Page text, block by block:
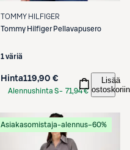
TOMMY HILFIGER
Tommy Hilfiger Pellavapusero
1 väriä
Hinta119,90 €
Alennushinta S- 71,94 €
Lisää
ostoskoriin
Asiakasomistaja-alennus−60%